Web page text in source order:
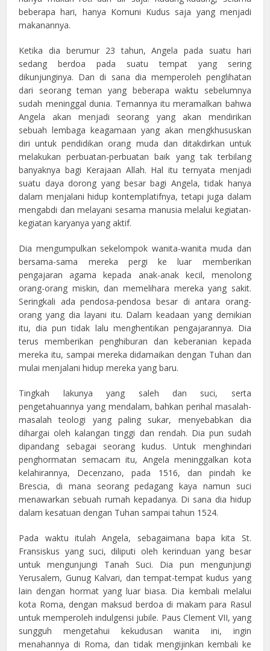
beberapa hari, hanya Komuni Kudus saja yang menjadi
makanannya.
Ketika dia berumur 23 tahun, Angela pada suatu hari
sedang berdoa pada suatu tempat yang sering
dikunjunginya. Dan di sana dia memperoleh penglihatan
dari seorang teman yang beberapa waktu sebelumnya
sudah meninggal dunia. Temannya itu meramalkan bahwa
Angela akan menjadi seorang yang akan mendirikan
sebuah lembaga keagamaan yang akan mengkhususkan
diri untuk pendidikan orang muda dan ditakdirkan untuk
melakukan perbuatan-perbuatan baik yang tak terbilang
banyaknya bagi Kerajaan Allah. Hal itu ternyata menjadi
suatu daya dorong yang besar bagi Angela, tidak hanya
dalam menjalani hidup kontemplatifnya, tetapi juga dalam
mengabdi dan melayani sesama manusia melalui kegiatan-
kegiatan karyanya yang aktif.
Dia mengumpulkan sekelompok wanita-wanita muda dan
bersama-sama mereka pergi ke luar memberikan
pengajaran agama kepada anak-anak kecil, menolong
orang-orang miskin, dan memelihara mereka yang sakit.
Seringkali ada pendosa-pendosa besar di antara orang-
orang yang dia layani itu. Dalam keadaan yang demikian
itu, dia pun tidak lalu menghentikan pengajarannya. Dia
terus memberikan penghiburan dan keberanian kepada
mereka itu, sampai mereka didamaikan dengan Tuhan dan
mulai menjalani hidup mereka yang baru.
Tingkah lakunya yang saleh dan suci, serta
pengetahuannya yang mendalam, bahkan perihal masalah-
masalah teologi yang paling sukar, menyebabkan dia
dihargai oleh kalangan tinggi dan rendah. Dia pun sudah
dipandang sebagai seorang kudus. Untuk menghindari
penghormatan semacam itu, Angela meninggalkan kota
kelahirannya, Decenzano, pada 1516, dan pindah ke
Brescia, di mana seorang pedagang kaya namun suci
menawarkan sebuah rumah kepadanya. Di sana dia hidup
dalam kesatuan dengan Tuhan sampai tahun 1524.
Pada waktu itulah Angela, sebagaimana bapa kita St.
Fransiskus yang suci, diliputi oleh kerinduan yang besar
untuk mengunjungi Tanah Suci. Dia pun mengunjungi
Yerusalem, Gunug Kalvari, dan tempat-tempat kudus yang
lain dengan hormat yang luar biasa. Dia kembali melalui
kota Roma, dengan maksud berdoa di makam para Rasul
untuk memperoleh indulgensi jubile. Paus Clement VII, yang
sungguh mengetahui kekudusan wanita ini, ingin
menahannya di Roma, dan tidak mengijinkan kembali ke